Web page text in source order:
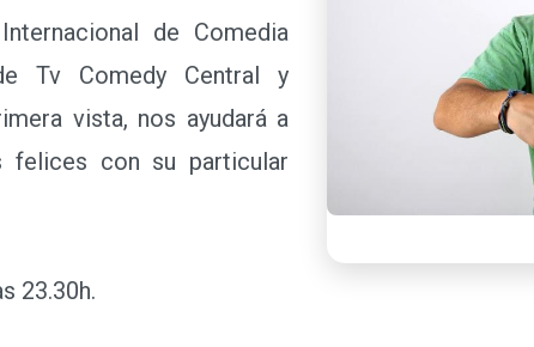
de Comedia
Tv Comedy Central y
vista, nos ayudará a
con su particular
23.30h.